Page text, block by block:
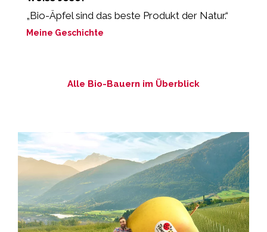
„Bio-Äpfel sind das beste Produkt der Natur.“
Meine Geschichte
Alle Bio-Bauern im Überblick